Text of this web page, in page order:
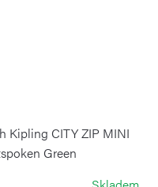
Kipling CITY ZIP MINI
Green